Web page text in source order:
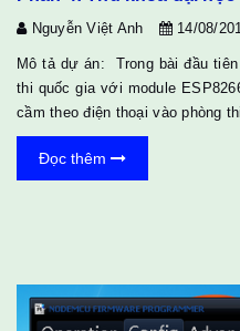
Nguyễn Việt Anh 14/08/
Mô tả dự án: Trong bài đầu
thi quốc gia với module
cầm theo điện thoại vào phòng
đáp án. Tuy nhiên không ai
phòng thi cả. Bài này tui sẽ
máy tính casio huyền thoại để
Đọc thêm